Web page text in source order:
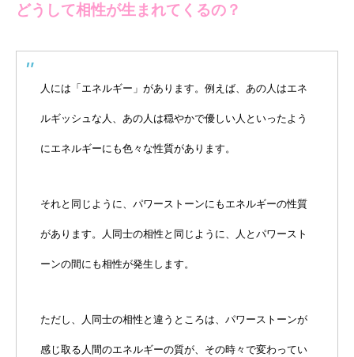
どうして相性が生まれてくるの？
人には「エネルギー」があります。例えば、あの人はエネ
ルギッシュな人、あの人は穏やかで優しい人といったよう
にエネルギーにも色々な性質があります。
それと同じように、パワーストーンにもエネルギーの性質
があります。人同士の相性と同じように、人とパワースト
ーンの間にも相性が発生します。
ただし、人同士の相性と違うところは、パワーストーンが
感じ取る人間のエネルギーの質が、その時々で変わってい